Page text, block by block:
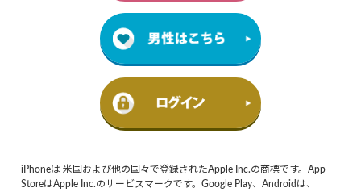
iPhoneは 米国および他の国々で登録されたApple Inc.の商標です。App
StoreはApple Inc.のサービスマークです。Google Play、Androidは、